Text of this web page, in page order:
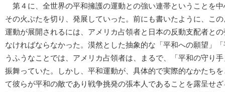
第４に、全世界の平和擁護の運動との強い連帯ということを
その火ぶたを切り、発展していった。前にも書いたように、こ
運動が展開されるには、アメリカ占領者と日本の反動支配者と
なければならなかった。漠然とした抽象的な「平和への願望」
うふうなことでは、アメリカ占領者は、まるで、「平和の守り
振舞っていた。しかし、平和運動が、具体的で実際的なかたち
て彼らが平和の敵であり戦争挑発の張本人であることを露呈せ